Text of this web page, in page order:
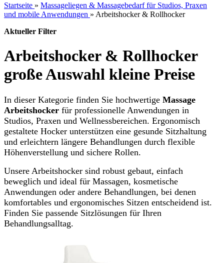
Startseite » Massageliegen & Massagebedarf für Studios, Praxen
und mobile Anwendungen » Arbeitshocker & Rollhocker
Aktueller Filter
Arbeitshocker & Rollhocker
große Auswahl kleine Preise
In dieser Kategorie finden Sie hochwertige Massage
Arbeitshocker für professionelle Anwendungen in
Studios, Praxen und Wellnessbereichen. Ergonomisch
gestaltete Hocker unterstützen eine gesunde Sitzhaltung
und erleichtern längere Behandlungen durch flexible
Höhenverstellung und sichere Rollen.
Unsere Arbeitshocker sind robust gebaut, einfach
beweglich und ideal für Massagen, kosmetische
Anwendungen oder andere Behandlungen, bei denen
komfortables und ergonomisches Sitzen entscheidend ist.
Finden Sie passende Sitzlösungen für Ihren
Behandlungsalltag.